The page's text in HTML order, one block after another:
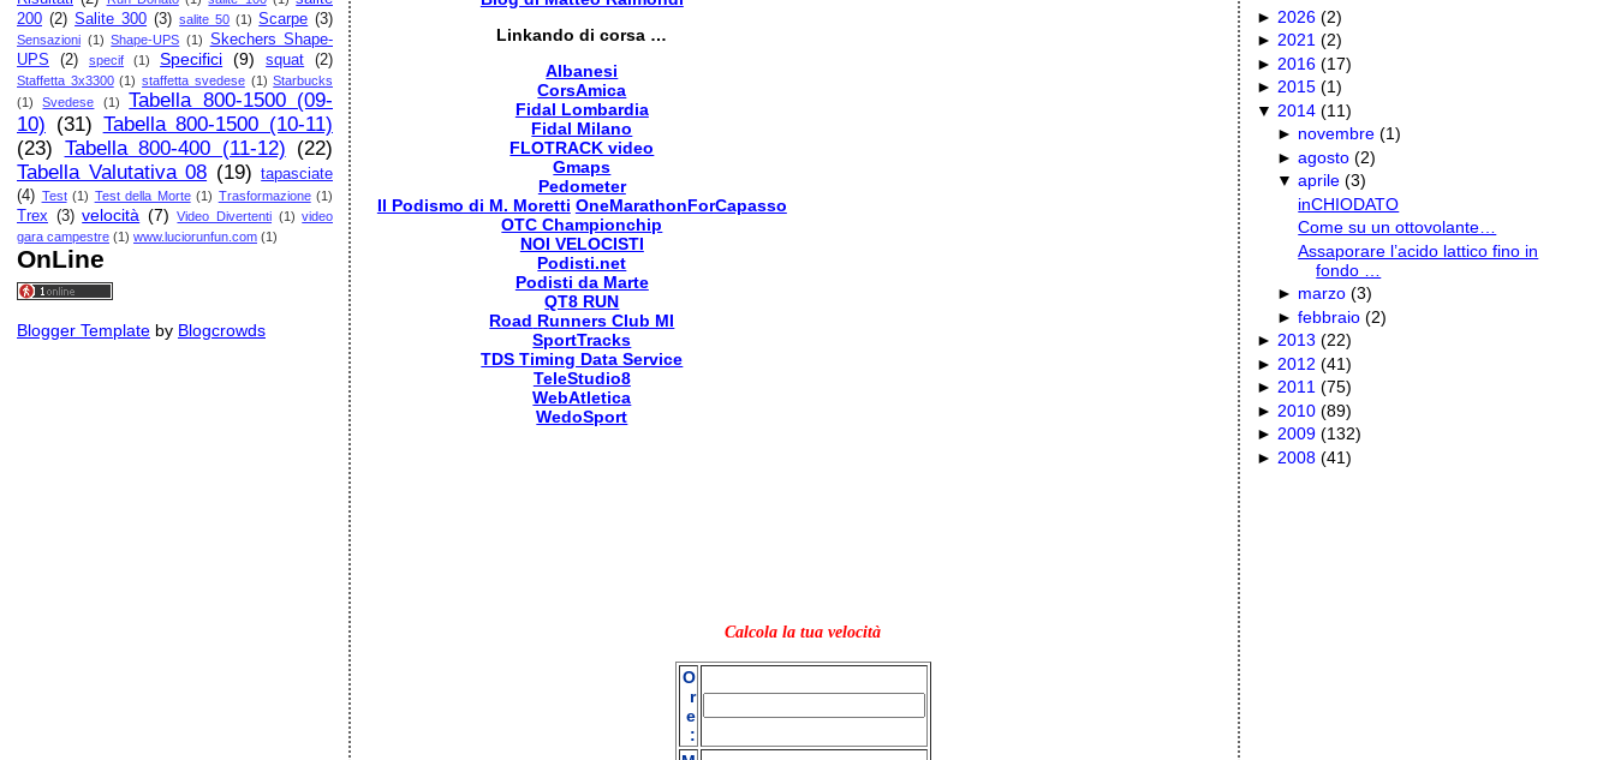
200 (2) Salite 300 (3) salite 50 (1) Scarpe (3)
Sensazioni (1) Shape-UPS (1) Skechers Shape-
UPS
(2) specif (1) Specifici (9) squat (2)
Staffetta 3x3300 (1) staffetta svedese (1) Starbucks
(1)
Svedese (1)
Tabella 800-1500 (09-
10) (31) Tabella 800-1500 (10-11)
(23) Tabella 800-400 (11-12) (22)
Tabella Valutativa 08 (19) tapasciate
(4) Test (1) Test della Morte (1) Trasformazione (1)
Trex (3) velocità (7) Video Divertenti (1) video
gara campestre (1) www.luciorunfun.com (1)
OnLine
Blogger Template by Blogcrowds
Linkando di corsa …
Albanesi
CorsAmica
Fidal Lombardia
Fidal Milano
FLOTRACK video
Gmaps
Pedometer
Il Podismo di M. Moretti OneMarathonForCapasso
OTC Championchip
NOI VELOCISTI
Podisti.net
Podisti da Marte
QT8 RUN
Road Runners Club MI
SportTracks
TDS Timing Data Service
TeleStudio8
WebAtletica
WedoSport
Calcola la tua velocità
O
r
e
:
► 2026 (2)
►2021 (2)
► 2016 (17)
►2015 (1)
▼ 2014 (11)
► novembre (1)
►agosto (2)
▼aprile (3)
inCHIODATO
Come su un ottovolante…
Assaporare l’acido lattico fino in
fondo …
► marzo (3)
►febbraio (2)
►2013 (22)
► 2012 (41)
►2011 (75)
► 2010 (89)
►2009 (132)
► 2008 (41)